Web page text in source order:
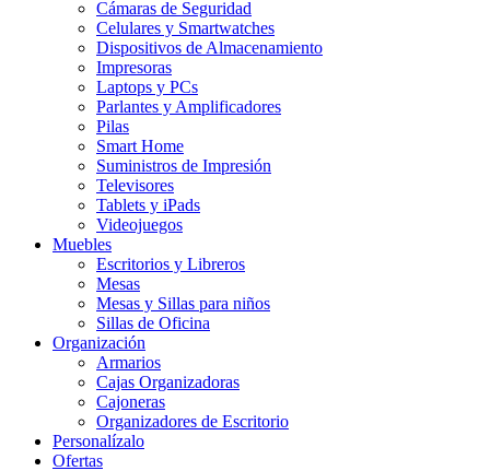
Cámaras de Seguridad
Celulares y Smartwatches
Dispositivos de Almacenamiento
Impresoras
Laptops y PCs
Parlantes y Amplificadores
Pilas
Smart Home
Suministros de Impresión
Televisores
Tablets y iPads
Videojuegos
Muebles
Escritorios y Libreros
Mesas
Mesas y Sillas para niños
Sillas de Oficina
Organización
Armarios
Cajas Organizadoras
Cajoneras
Organizadores de Escritorio
Personalízalo
Ofertas